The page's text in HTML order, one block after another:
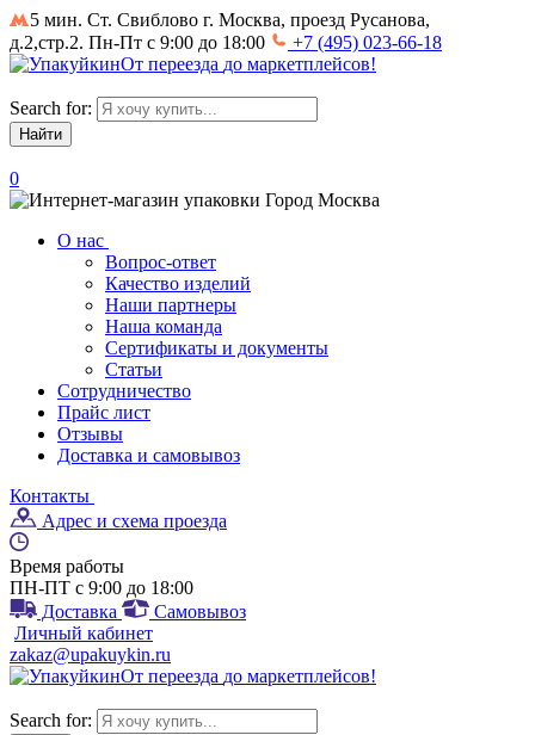
5 мин. Ст. Свиблово г. Москва, проезд Русанова,
д.2,стр.2. Пн-Пт с 9:00 до 18:00
+7 (495) 023-66-18
От переезда до маркетплейсов!
Search for:
0
Город Москва
О нас
Вопрос-ответ
Качество изделий
Наши партнеры
Наша команда
Сертификаты и документы
Статьи
Сотрудничество
Прайс лист
Отзывы
Доставка и самовывоз
Контакты
Адрес и схема проезда
Время работы
ПН-ПТ с 9:00 до 18:00
Доставка
Самовывоз
Личный кабинет
zakaz@upakuykin.ru
От переезда до маркетплейсов!
Search for: